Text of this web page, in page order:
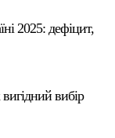
2025: дефіцит,
вибір